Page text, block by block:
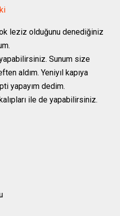
leziz olduğunu denediğiniz
Sunum size
aldım. Yeniyıl kapıya
yapayım dedim.
ile de yapabilirsiniz.